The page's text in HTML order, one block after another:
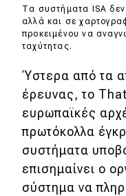
Τα συστήματα ISA
αλλά και σε
προκειμένου να
ταχύτητας.
Ύστερα από τα
έρευνας, το
ευρωπαϊκές
πρωτόκολλα
συστήματα
επισημαίνει ο
σύστημα να